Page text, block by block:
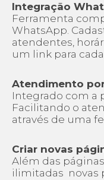
Integração
Ferramenta
WhatsApp.
atendentes,
um link para
Atendimento
Integrado com a
Facilitando o
através de uma
Criar novas
Além das
ilimitadas novas